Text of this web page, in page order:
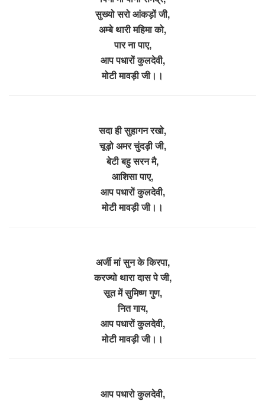
सुख्यो सरो आंकड़ों जी,
अम्बे थारी महिमा को,
पार ना पाए,
आप पधारों कुलदेवी,
मोटी मावड़ी जी।।
सदा ही सुहागन रखो,
चूड़ो अमर चुंदड़ी जी,
बेटी बहु सरन मै,
आशिसा पाए,
आप पधारों कुलदेवी,
मोटी मावड़ी जी।।
अर्जी मां सुन के किरपा,
करज्यो थारा दास पे जी,
सूत में सुमिष्ण गुण,
नित गाय,
आप पधारों कुलदेवी,
मोटी मावड़ी जी।।
आप पधारो कुलदेवी,